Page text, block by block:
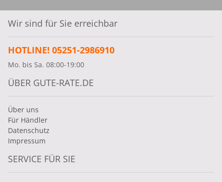
Wir sind für Sie erreichbar
HOTLINE! 05251-2986910
Mo. bis Sa. 08:00-19:00
ÜBER GUTE-RATE.DE
Über uns
Für Händler
Datenschutz
Impressum
SERVICE FÜR SIE